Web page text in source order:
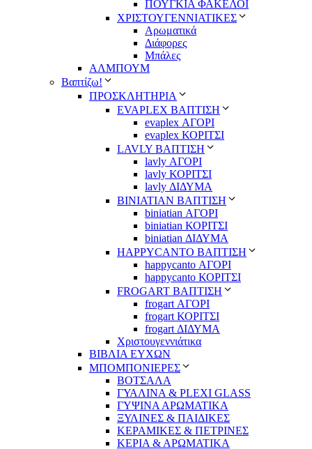
ΠΟΥΓΚΙΑ ΦΑΚΕΛΟΙ
ΧΡΙΣΤΟΥΓΕΝΝΙΑΤΙΚΕΣ
Αρωματικά
Διάφορες
Μπάλες
ΑΛΜΠΟΥΜ
Βαπτίζω!
ΠΡΟΣΚΛΗΤΗΡΙΑ
EVAPLEX ΒΑΠΤΙΣΗ
evaplex ΑΓΟΡΙ
evaplex ΚΟΡΙΤΣΙ
LAVLY ΒΑΠΤΙΣΗ
lavly ΑΓΟΡΙ
lavly ΚΟΡΙΤΣΙ
lavly ΔΙΔΥΜΑ
ΒΙΝΙΑΤΙΑΝ ΒΑΠΤΙΣΗ
biniatian ΑΓΟΡΙ
biniatian ΚΟΡΙΤΣΙ
biniatian ΔΙΔΥΜΑ
HAPPYCANTO ΒΑΠΤΙΣΗ
happycanto ΑΓΟΡΙ
happycanto ΚΟΡΙΤΣΙ
FROGART ΒΑΠΤΙΣΗ
frogart ΑΓΟΡΙ
frogart ΚΟΡΙΤΣΙ
frogart ΔΙΔΥΜΑ
Χριστουγεννιάτικα
ΒΙΒΛΙΑ ΕΥΧΩΝ
ΜΠΟΜΠΟΝΙΕΡΕΣ
ΒΟΤΣΑΛΑ
ΓΥΑΛΙΝΑ & PLEXI GLASS
ΓΥΨΙΝΑ ΑΡΩΜΑΤΙΚΑ
ΞΥΛΙΝΕΣ & ΠΑΙΔΙΚΕΣ
ΚΕΡΑΜΙΚΕΣ & ΠΕΤΡΙΝΕΣ
ΚΕΡΙΑ & ΑΡΩΜΑΤΙΚΑ